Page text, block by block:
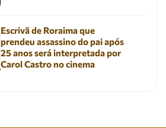
Escrivã de Roraima que
prendeu assassino do pai após
25 anos será interpretada por
Carol Castro no cinema